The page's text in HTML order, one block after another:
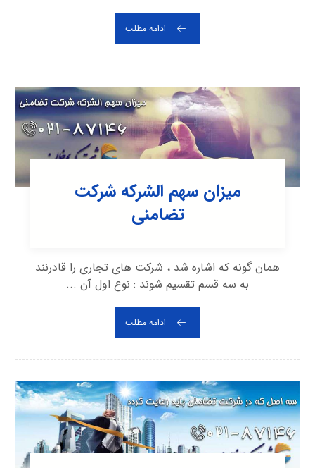
ادامه مطلب
میزان سهم الشرکه شرکت
تضامنی
همان گونه که اشاره شد ، شرکت های تجاری را قادرنند
به سه قسم تقسیم شوند : نوع اول آن ...
ادامه مطلب